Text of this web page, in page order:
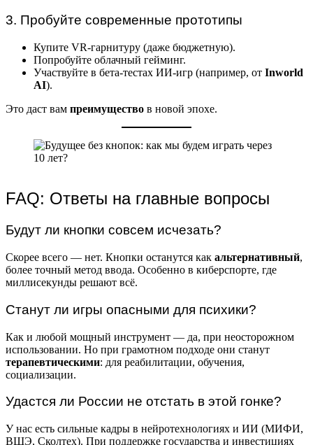
3. Пробуйте современные прототипы
Купите VR-гарнитуру (даже бюджетную).
Попробуйте облачный гейминг.
Участвуйте в бета-тестах ИИ-игр (например, от Inworld
AI).
Это даст вам преимущество в новой эпохе.
FAQ: Ответы на главные вопросы
Будут ли кнопки совсем исчезать?
Скорее всего — нет. Кнопки останутся как альтернативный,
более точный метод ввода. Особенно в киберспорте, где
миллисекунды решают всё.
Станут ли игры опасными для психики?
Как и любой мощный инструмент — да, при неосторожном
использовании. Но при грамотном подходе они станут
терапевтическими: для реабилитации, обучения,
социализации.
Удастся ли России не отстать в этой гонке?
У нас есть сильные кадры в нейротехнологиях и ИИ (МИФИ,
ВШЭ, Сколтех). При поддержке государства и инвестициях